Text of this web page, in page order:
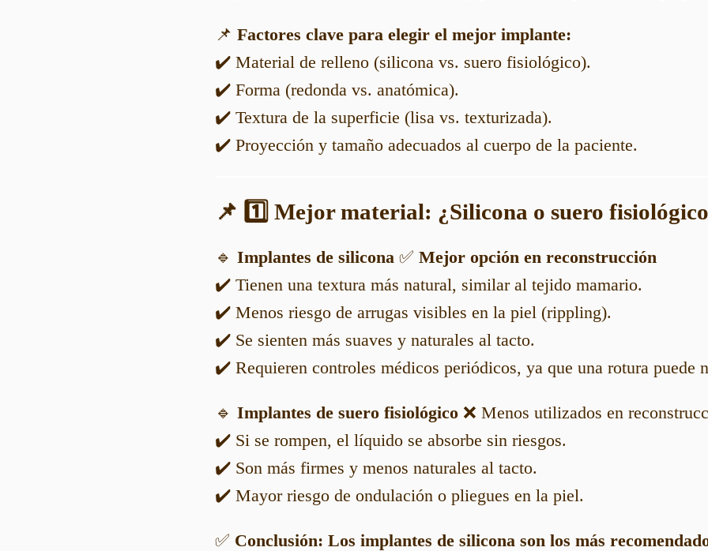
📌 Factores clave para elegir el mejor implante:
✔️ Material de relleno (silicona vs. suero fisiológico).
✔️ Forma (redonda vs. anatómica).
✔️ Textura de la superficie (lisa vs. texturizada).
✔️ Proyección y tamaño adecuados al cuerpo de la paciente.
📌 1️⃣ Mejor material: ¿Silicona o suero
🔹 Implantes de silicona ✅ Mejor opción en reconstrucción
✔️ Tienen una textura más natural, similar al tejido mamario.
✔️ Menos riesgo de arrugas visibles en la piel (rippling).
✔️ Se sienten más suaves y naturales al tacto.
✔️ Requieren controles médicos periódicos, ya que una rotura puede
🔹 Implantes de suero fisiológico ❌ Menos utilizados en
✔️ Si se rompen, el líquido se absorbe sin riesgos.
✔️ Son más firmes y menos naturales al tacto.
✔️ Mayor riesgo de ondulación o pliegues en la piel.
✅ Conclusión: Los implantes de silicona son los más